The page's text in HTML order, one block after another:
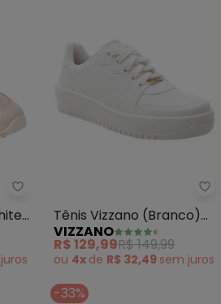
Vizzano - Tênis Vizzano (Off
juros
Tênis Vizzano (Branco)
em Sintético
VIZZANO
R$ 129,99R$ 149,99
ou 4x de R$ 32,49 sem juros
-33%